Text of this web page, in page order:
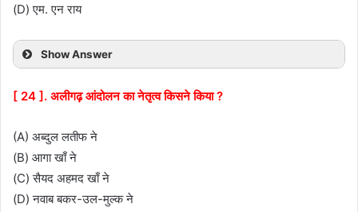
(D) एम. एन राय
Show Answer
[ 24 ]. अलीगढ़ आंदोलन का नेतृत्व किसने किया ?
(A) अब्दुल लतीफ ने
(B) आगा खाँ ने
(C) सैयद अहमद खाँ ने
(D) नवाब बकर-उल-मुल्क ने